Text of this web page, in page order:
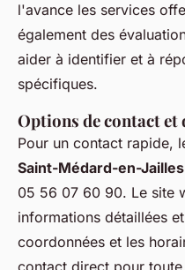
l'avance les services
également des
aider à identifier et à
spécifiques.
Options de contact et
Pour un contact rapide,
Saint-Médard-en-Jailles
05 56 07 60 90. Le site
informations détaillées
coordonnées et les